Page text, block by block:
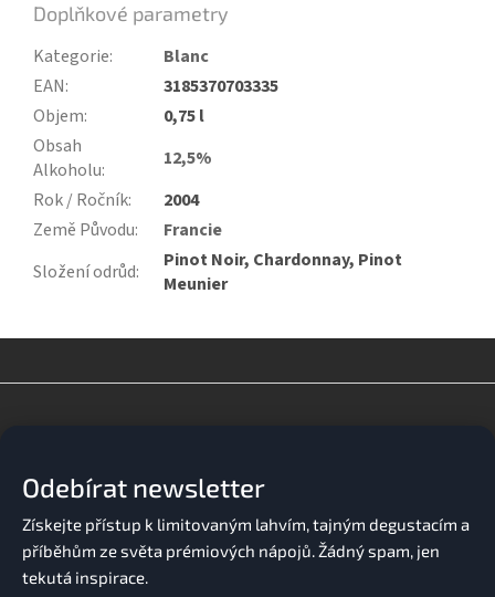
Doplňkové parametry
Kategorie:
Blanc
EAN:
3185370703335
Objem:
0,75 l
Obsah
Alkoholu:
12,5%
Rok / Ročník:
2004
Země Původu:
Francie
Složení odrůd:
Pinot Noir, Chardonnay, Pinot
Meunier
Odebírat newsletter